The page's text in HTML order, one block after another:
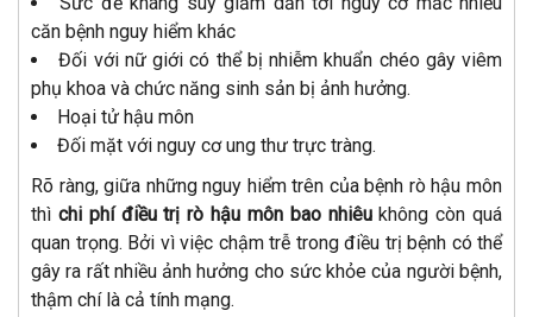
căn bệnh nguy hiểm khác
Đối với nữ giới có thể bị nhiễm khuẩn chéo gây viêm
phụ khoa và chức năng sinh sản bị ảnh hưởng.
Hoại tử hậu môn
Đối mặt với nguy cơ ung thư trực tràng.
Rõ ràng, giữa những nguy hiểm trên của bệnh rò hậu môn
thì chi phí điều trị rò hậu môn bao nhiêukhông còn quá
quan trọng. Bởi vì việc chậm trễ trong điều trị bệnh có thể
gây ra rất nhiều ảnh hưởng cho sức khỏe của người bệnh,
thậm chí là cả tính mạng.